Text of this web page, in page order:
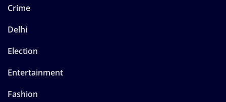
Crime
Delhi
Election
Entertainment
Fashion